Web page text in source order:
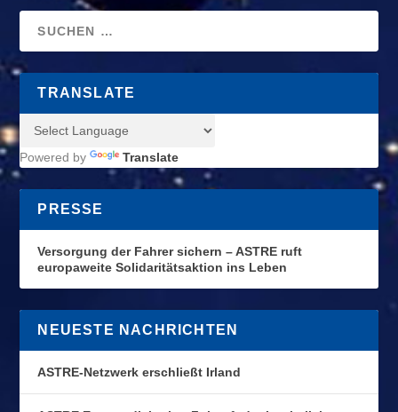
TRANSLATE
Powered by Translate
PRESSE
Versorgung der Fahrer sichern – ASTRE ruft
europaweite Solidaritätsaktion ins Leben
NEUESTE NACHRICHTEN
ASTRE-Netzwerk erschließt Irland